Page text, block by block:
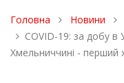
Головна Новини
COVID-19: за добу в
Хмельниччині - перший